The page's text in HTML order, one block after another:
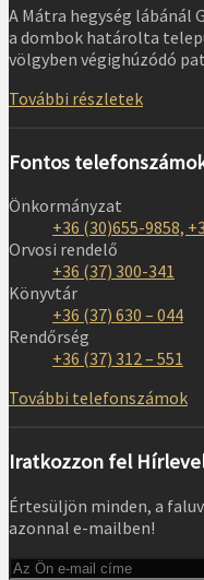
A Mátra hegység lábánál
a dombok határolta
völgyben végighúzódó
További részletek
Fontos
Önkormányzat
+36 (30)655-9858,
Orvosi rendelő
+36 (37) 300-341
Könyvtár
+36 (37) 630 – 044
Rendőrség
+36 (37) 312 – 551
További telefonszámok
Iratkozzon fel
Értesüljön minden, a
azonnal e-mailben!